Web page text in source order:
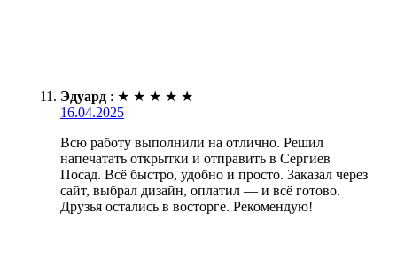
Эдуард : ★ ★ ★ ★ ★
16.04.2025
Всю работу выполнили на отлично. Решил
напечатать открытки и отправить в Сергиев
Посад. Всё быстро, удобно и просто. Заказал через
сайт, выбрал дизайн, оплатил — и всё готово.
Друзья остались в восторге. Рекомендую!